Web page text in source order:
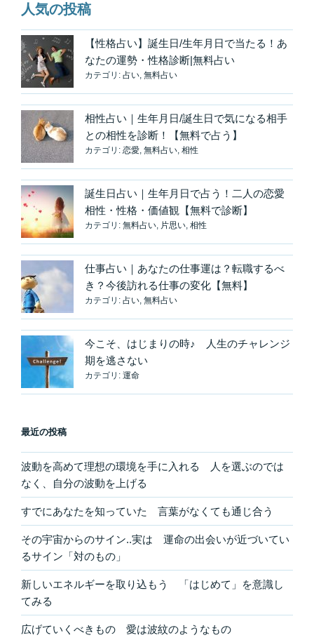
人気の投稿
【性格占い】誕生日/生年月日で当たる！あ
なたの運勢・性格診断|無料占い
カテゴリ: 占い, 無料占い
相性占い｜生年月日/誕生日で気になる相手
との相性を診断！【無料で占う】
カテゴリ: 恋愛, 無料占い, 相性
誕生日占い｜生年月日で占う！二人の恋愛
相性・性格・価値観【無料で診断】
カテゴリ: 無料占い, 片思い, 相性
仕事占い｜あなたの仕事運は？転職するべ
き？今後訪れる仕事の変化【無料】
カテゴリ: 占い, 無料占い
今こそ、はじまりの時♪ 人生のチャレンジ
期を逃さない
カテゴリ: 運命
最近の投稿
波動を高めて理想の環境を手に入れる 人を選ぶのでは
なく、自分の波動を上げる
すでにあなたを知っていた 言葉がなくても通じ合う
その宇宙からのサイン..実は 運命の出会いが近づいてい
るサイン「対のもの」
新しいエネルギーを取り込もう 「はじめて」を意識し
てみる
広げていくべきもの 愛は波紋のようなもの